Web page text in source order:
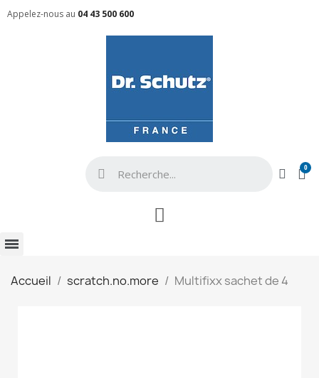
Appelez-nous au 04 43 500 600
Accueil scratch.no.more Multifixx sachet de 4